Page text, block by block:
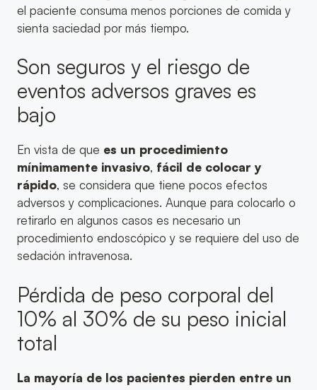
el paciente consuma menos porciones de comida y
sienta saciedad por más tiempo.
Son seguros y el riesgo de
eventos adversos graves es
bajo
En vista de que es un procedimiento
mínimamente invasivo, fácil de colocar y
rápido, se considera que tiene pocos efectos
adversos y complicaciones. Aunque para colocarlo o
retirarlo en algunos casos es necesario un
procedimiento endoscópico y se requiere del uso de
sedación intravenosa.
Pérdida de peso corporal del
10% al 30% de su peso inicial
total
La mayoría de los pacientes pierden entre un